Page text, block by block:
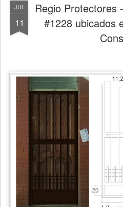
JUL
11
Regio Protectores
#1228 ubicados